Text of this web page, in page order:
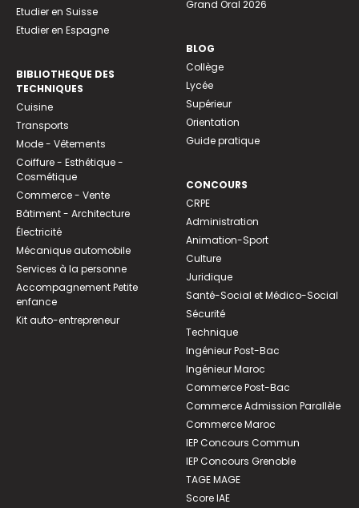
Etudier en Suisse
Etudier en Espagne
BIBLIOTHEQUE DES
TECHNIQUES
Cuisine
Transports
Mode - Vêtements
Coiffure - Esthétique -
Cosmétique
Commerce - Vente
Bâtiment - Architecture
Électricité
Mécanique automobile
Services à la personne
Accompagnement Petite
enfance
Kit auto-entrepreneur
Grand Oral 2026
BLOG
Collège
Lycée
Supérieur
Orientation
Guide pratique
CONCOURS
CRPE
Administration
Animation-Sport
Culture
Juridique
Santé-Social et Médico-Social
Sécurité
Technique
Ingénieur Post-Bac
Ingénieur Maroc
Commerce Post-Bac
Commerce Admission Parallèle
Commerce Maroc
IEP Concours Commun
IEP Concours Grenoble
TAGE MAGE
Score IAE